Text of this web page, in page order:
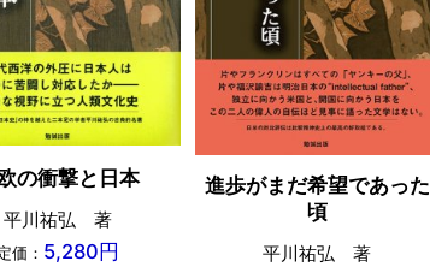
の衝撃と日本
平川祐弘 著
価： 5,280円
進歩がまだ希望であった
頃
平川祐弘 著